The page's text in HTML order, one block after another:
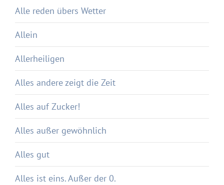
Alle reden übers Wetter
Allein
Allerheiligen
Alles andere zeigt die Zeit
Alles auf Zucker!
Alles außer gewöhnlich
Alles gut
Alles ist eins. Außer der 0.